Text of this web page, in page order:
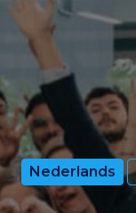
Nederlands